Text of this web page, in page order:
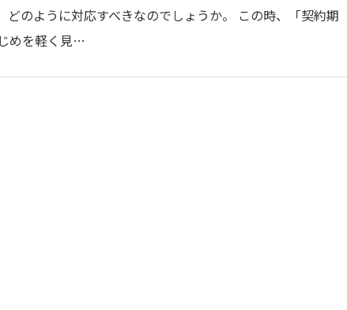
どのように対応すべきなのでしょうか。 この時、「契約期
めを軽く見…